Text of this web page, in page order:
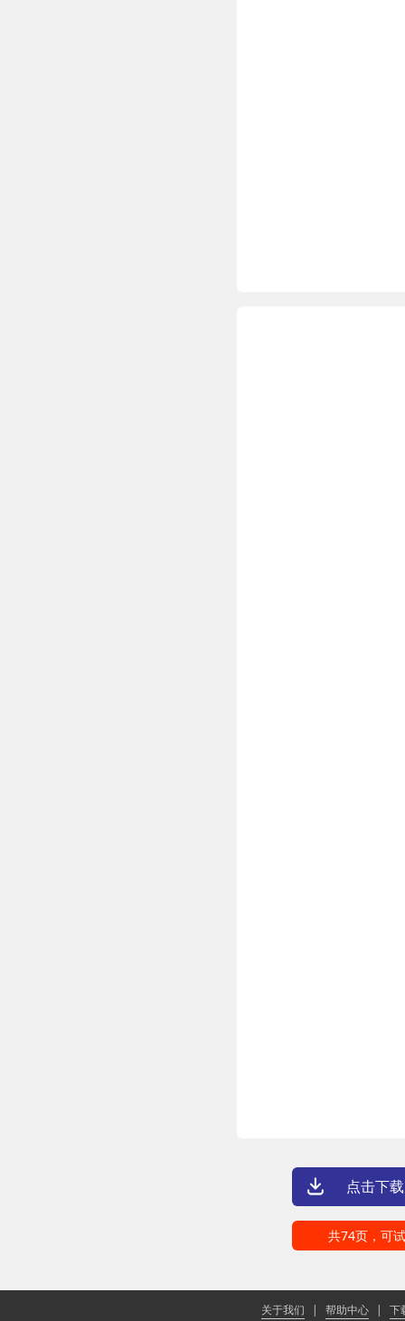
点击下
共74页，可
关于我们 | 帮助中心 | 下